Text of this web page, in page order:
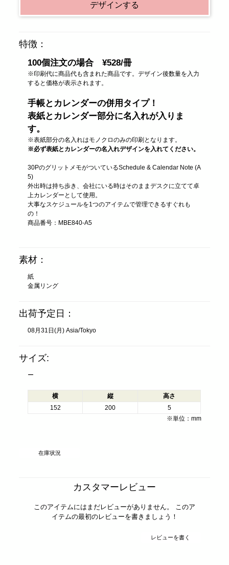
デザインする
特徴：
100個注文の場合 ¥528/冊
※印刷代に商品代も含まれた商品です。デザイン後数量を入力
すると価格が表示されます。
手帳とカレンダーの併用タイプ！
表紙とカレンダー部分に名入れが入りま
す。
※表紙部分の名入れはモノクロのみの印刷となります。
※必ず表紙とカレンダーの名入れデザインを入れてください。
30PのグリットメモがついているSchedule & Calendar Note (A
5)
外出時は持ち歩き、会社にいる時はそのままデスクに立てて卓
上カレンダーとして使用。
大事なスケジュールを1つのアイテムで管理できるすぐれも
の！
商品番号：MBE840-A5
素材：
紙
金属リング
出荷予定日：
08月31日(月) Asia/Tokyo
サイズ:
ー
横 縦
高さ
152
200
5
※単位：mm
在庫状況
カスタマーレビュー
このアイテムにはまだレビューがありません。 このア
イテムの最初のレビューを書きましょう！
レビューを書く